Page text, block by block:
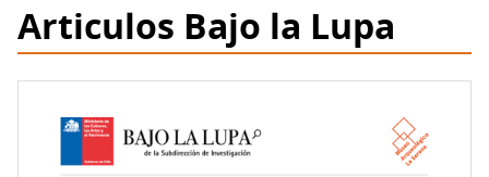
Articulos Bajo la Lupa